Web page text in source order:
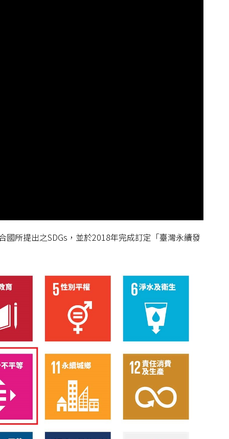
所提出之SDGs，並於2018年完成訂定 「臺灣永續發